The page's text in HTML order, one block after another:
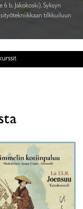
b, Jakokoski). Syksyn
tilkkuiluun